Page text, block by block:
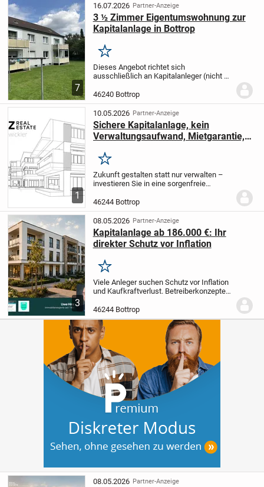
7
16.07.2026 Partner-Anzeige
3 ½ Zimmer Eigentumswohnung zur
Kapitalanlage in Bottrop
Merken
Dieses Angebot richtet sich
ausschließlich an Kapitalanleger (nicht an
langjährigen Kündigungsschutz -
insbesondere gegen Eigenbedarf
erhalten.Die Wohnung befindet...
46240 Bottrop
1
10.05.2026 Partner-Anzeige
Sichere Kapitalanlage, kein
Verwaltungsaufwand, Mietgarantie,
provisionsfrei
Merken
Zukunft gestalten statt nur verwalten –
investieren Sie in eine sorgenfreie
eine solide und zukunftssichere
Kapitalanlage mit langfristiger
Ertragsperspektiv...
46244 Bottrop
3
08.05.2026 Partner-Anzeige
Kapitalanlage ab 186.000 €: Ihr
direkter Schutz vor Inflation
Merken
Viele Anleger suchen Schutz vor Inflation
und Kaufkraftverlust. Betreiberkonzepte
Sachwerte zu investieren und so das
Vermögen zu sichern. Entdecken Sie
jetzt...
46244 Bottrop
08.05.2026 Partner-Anzeige